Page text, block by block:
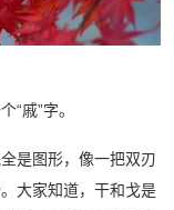
戚”字。
是图形，像一把双刃
大家知道，干和戈是